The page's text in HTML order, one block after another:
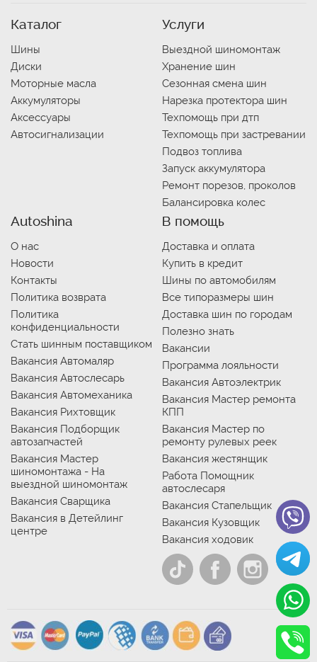
Каталог
Шины
Диски
Моторные масла
Аккумуляторы
Аксессуары
Автосигнализации
Услуги
Выездной шиномонтаж
Хранение шин
Сезонная смена шин
Нарезка протектора шин
Техпомощь при дтп
Техпомощь при застревании
Подвоз топлива
Запуск аккумулятора
Ремонт порезов, проколов
Балансировка колес
Autoshina
О нас
Новости
Контакты
Политика возврата
Политика
конфиденциальности
Стать шинным поставщиком
Вакансия Автомаляр
Вакансия Автослесарь
Вакансия Автомеханика
Вакансия Рихтовщик
Вакансия Подборщик
автозапчастей
Вакансия Мастер
шиномонтажа - На
выездной шиномонтаж
Вакансия Сварщика
Вакансия в Детейлинг
центре
В помощь
Доставка и оплата
Купить в кредит
Шины по автомобилям
Все типоразмеры шин
Доставка шин по городам
Полезно знать
Вакансии
Программа лояльности
Вакансия Автоэлектрик
Вакансия Мастер ремонта
КПП
Вакансия Мастер по
ремонту рулевых реек
Вакансия жестянщик
Работа Помощник
автослесаря
Вакансия Стапельщик
Вакансия Кузовщик
Вакансия ходовик